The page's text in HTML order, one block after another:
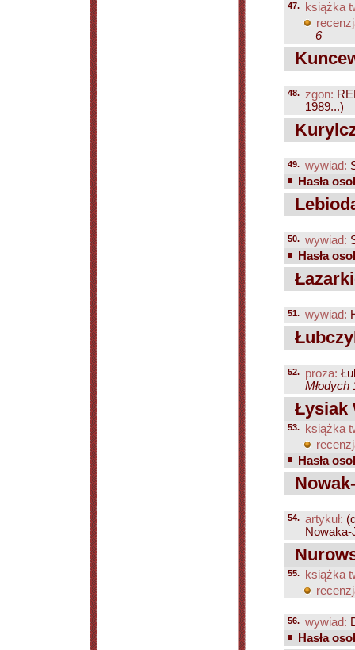
47.
książka
6
48. zgon:
1989...)
49. wywiad:
Hasła
50. wywiad:
Hasła
51. wywiad:
52. proza:
Młodych
Łysiak
53.
książka
Hasła
54. artykuł:
55.
książka
56. wywiad:
Hasła